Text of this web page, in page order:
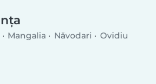
Mangalia Năvodari Ovidiu